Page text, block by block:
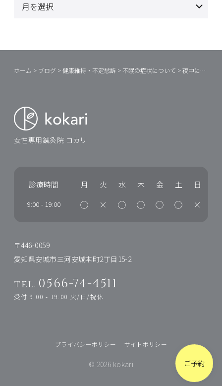
ご予約
ホーム > ブログ >健康維持・不定愁訴 > 不眠の症状について >夜中にお手洗いへ行きたくなるワケ
女性専用鍼灸院 コカリ
診療時間 月 火 水 木 金 土 日
9:00 - 19:00 ◯ × ◯ ◯ ◯ ◯ ×
〒446-0059
愛知県安城市三河安城本町2丁目15-2
tel. 0566-74-4511
受付 9:00 - 19:00 火/日/祝休
プライバシーポリシー サイトポリシー
© 2026 kokari